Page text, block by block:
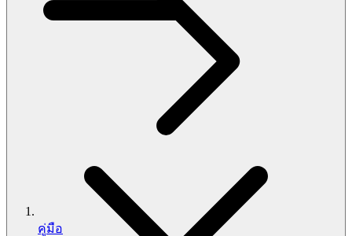
คู่มือ